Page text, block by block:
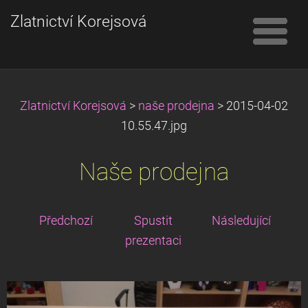
Zlatnictví Korejsová
Zlatnictví Korejsová > naše prodejna > 2015-04-02
10.55.47.jpg
Naše prodejna
Předchozí
Spustit
prezentaci
Následující